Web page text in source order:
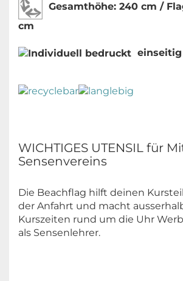
Gesamthöhe: 240 cm /
cm
WICHTIGES UTENSIL für
Sensenvereins
Die Beachflag hilft deinen
der Anfahrt und macht
Kurszeiten rund um die Uhr
als Sensenlehrer.